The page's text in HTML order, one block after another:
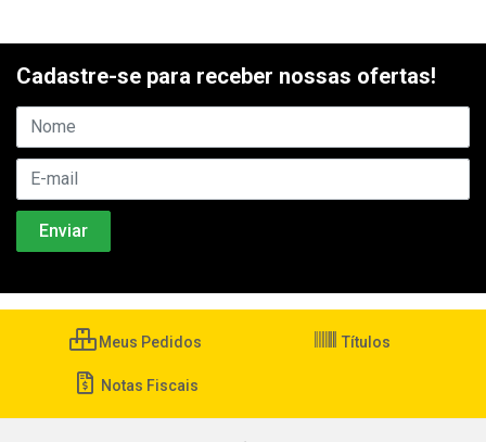
Cadastre-se para receber nossas ofertas!
Meus Pedidos Títulos
Notas Fiscais